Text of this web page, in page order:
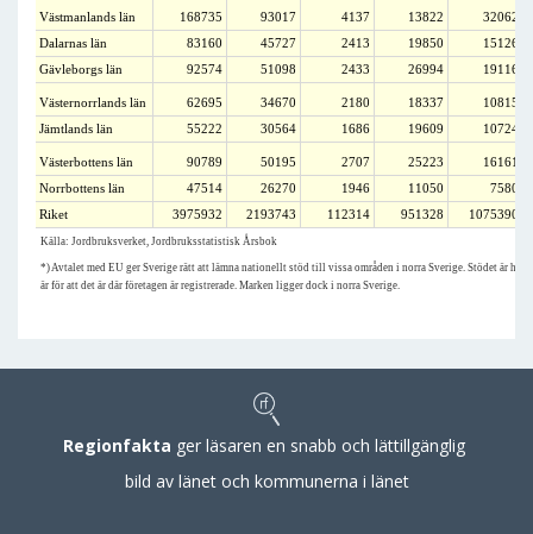
Västmanlands län 168735 93017 4137 13822
32062
Dalarnas län
83160 45727 2413 19850
15126
Gävleborgs län
92574 51098 2433 26994 19116
Västernorrlands län 62695 34670 2180 18337
10815
Jämtlands län
55222 30564 1686 19609 10724
Västerbottens län 90789 50195 2707 25223
16161
Norrbottens län
47514 26270 1946 11050
7580
Riket
3975932 2193743 112314 951328 1075390
Källa: Jordbruksverket, Jordbruksstatistisk Årsbok
*) Avtalet med EU ger Sverige rätt att lämna nationellt stöd till vissa områden i norra Sverige. Stödet är
är för att det är där företagen är registrerade. Marken ligger dock i norra Sverige.
Regionfakta ger läsaren en snabb och lättillgänglig
bild av länet och kommunerna i länet